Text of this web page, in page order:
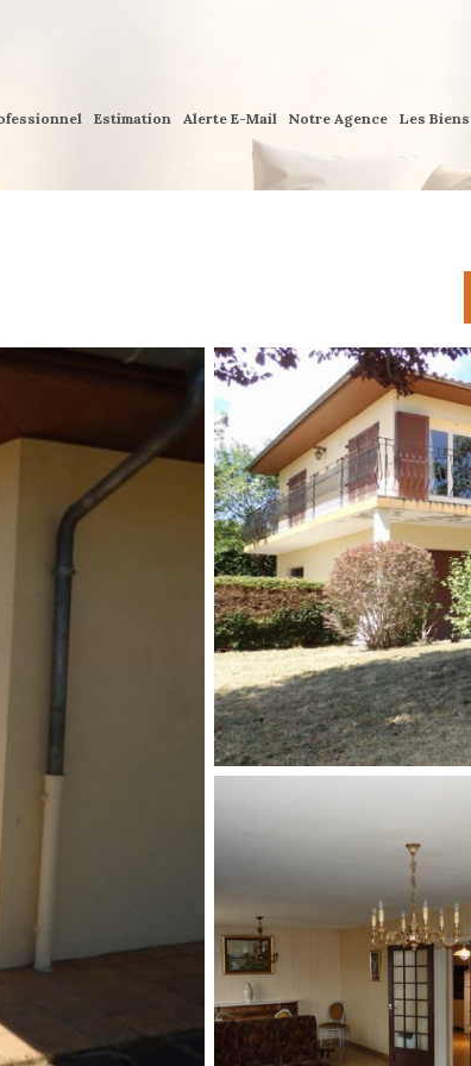
Estimation Alerte E-Mail Notre Agence Les